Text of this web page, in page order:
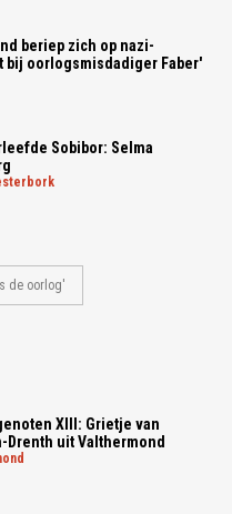
beriep zich op nazi-
bij oorlogsmisdadiger Faber'
Sobibor: Selma
de oorlog'
XIII: Grietje van
Drenth uit Valthermond